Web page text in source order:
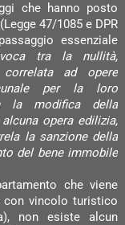
che hanno posto
47/1085 e DPR
essenziale
tra la nullità,
ad opere
per la loro
la modifica della
opera edilizia,
la sanzione della
del bene immobile
che viene
con vincolo turistico
non esiste alcun